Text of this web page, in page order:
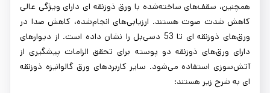
همچنین، سقف‌های ساخته‌شده با ورق ذوزنقه ای دارای ویژگی عالی
کاهش شدت صوت هستند. ارزیابی‌های انجام‌شده، کاهش صدا در
ورق‌های ذوزنقه ای تا 53 دسی‌بل را نشان داده است. از دیوارهای
دارای ورق‌های ذوزنقه دو پوسته برای تحقق الزامات پیشگیری از
آتش‌سوزی استفاده می‌شود. سایر کاربردهای ورق گالوانیزه ذوزنقه
ای به شرح زیر هستند: